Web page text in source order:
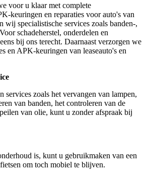
voor u klaar met complete
keuringen en reparaties voor auto's van
wij specialistische services zoals banden-,
schadeherstel, onderdelen en
bij ons terecht. Daarnaast verzorgen we
en APK-keuringen van leaseauto's en
services zoals het vervangen van lampen,
van banden, het controleren van de
van olie, kunt u zonder afspraak bij
is, kunt u gebruikmaken van een
om toch mobiel te blijven.